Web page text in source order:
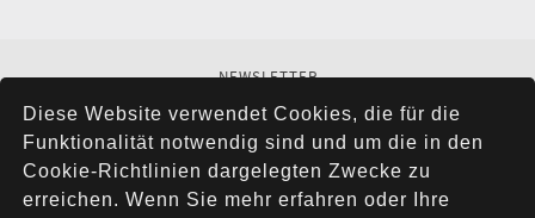
Diese Website verwendet Cookies, die für die
Funktionalität notwendig sind und um die in den
Cookie-Richtlinien dargelegten Zwecke zu
erreichen. Wenn Sie mehr erfahren oder Ihre
NEWSLETTER
AGB
IMPRESSUM
VERSAND
KONTAKT